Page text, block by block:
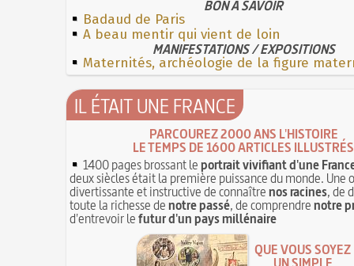
BON À SAVOIR
Badaud de Paris
A beau mentir qui vient de loin
MANIFESTATIONS / EXPOSITIONS
Maternités, archéologie de la figure
IL ÉTAIT UNE FRANCE
PARCOUREZ 2000 ANS L'HISTOIRE
LE TEMPS DE 1600 ARTICLES ILLUSTRÉS
1400 pages brossant leportrait vivifiant d'une
deux siècles était la première puissance du monde. Une
divertissante et instructive de connaîtrenos racines, de
toute la richesse denotre passé, de comprendrenotre
d'entrevoir lefutur d'un pays millénaire
QUE VOUS SOYEZ